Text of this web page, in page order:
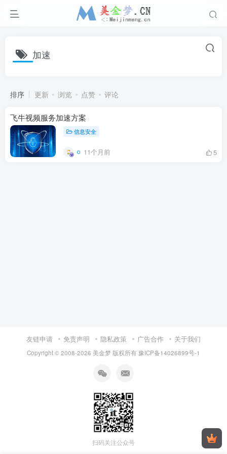
加速
排序 更新 浏览 点赞 评论
飞牛视频服务加速方案
信息安全
11个月前 5
友链申请 免责声明 隐私政策 广告合作 关于我们
Copyright © 2008-2026 美金梦 版权所有 豫ICP备14026899号-1
扫码关注公众号